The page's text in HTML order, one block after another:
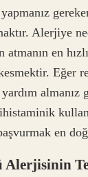
Alerjiye
en
Eğer
almanız
en
Alerjisinin